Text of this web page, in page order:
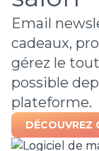
Email
cadeaux,
gérez le
possible
plateforme.
DÉCOUVREZ